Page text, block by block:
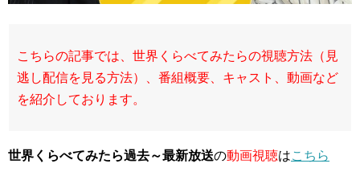
こちらの記事では、世界くらべてみたらの視聴方法（見
逃し配信を見る方法）、番組概要、キャスト、動画など
を紹介しております。
世界くらべてみたら過去～最新放送の動画視聴はこちら